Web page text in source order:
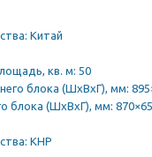
Китай
кв. м: 50
блока (ШхВхГ), мм:
блока (ШхВхГ), мм:
КНР